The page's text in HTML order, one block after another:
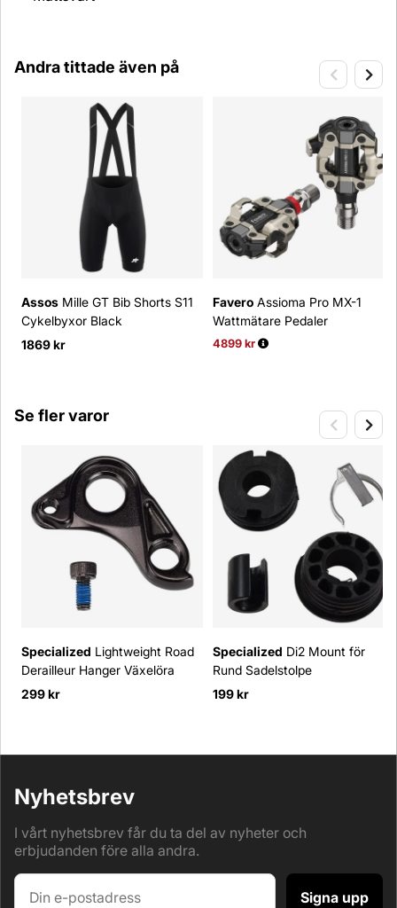
Andra tittade även på
Assos Mille GT Bib Shorts S11
Cykelbyxor Black
1869 kr
Favero Assioma Pro MX-1
Wattmätare Pedaler
4899 kr
Ordinarie pris:
Se fler varor
Specialized Lightweight Road
Derailleur Hanger Växelöra
299 kr
Specialized Di2 Mount för
Rund Sadelstolpe
199 kr
Nyhetsbrev
I vårt nyhetsbrev får du ta del av nyheter och
erbjudanden före alla andra.
Signa upp